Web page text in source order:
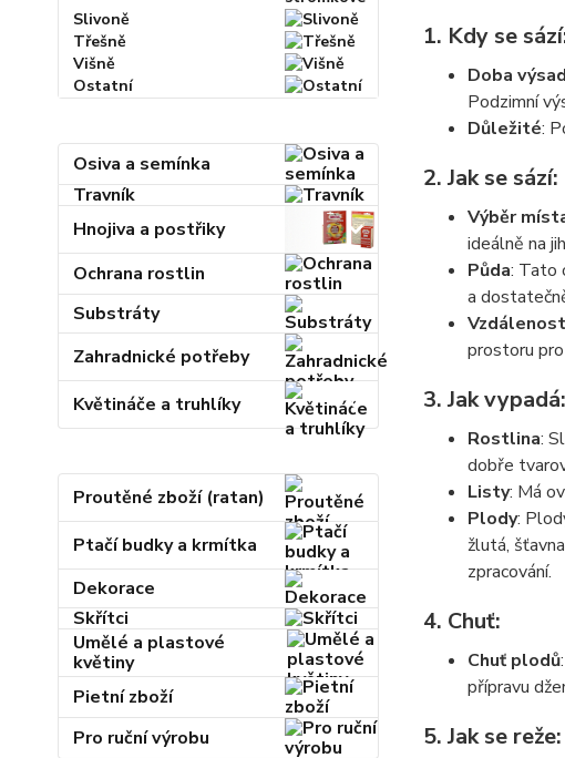
Slivoně
Třešně
Višně
Ostatní
Osiva a semínka
Travník
Hnojiva a postřiky
Ochrana rostlin
Substráty
Zahradnické potřeby
Květináče a truhlíky
Proutěné zboží (ratan)
Ptačí budky a krmítka
Dekorace
Skřítci
Umělé a plastové
květiny
Pietní zboží
Pro ruční výrobu
1. Kdy se sází
Doba
Podzimní
Důležité:
2.Jak se sází:
Výběr
ideálně na
Půda: Tato
a
Vzdálenost
prostoru
3.Jak vypadá:
Rostlina:
dobře
Listy: Má
Plody:
žlutá,
zpracování.
4. Chuť:
Chuť plodů
přípravu
5.Jak se reže: